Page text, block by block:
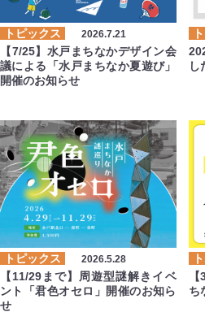
トピックス 2026.7.21
【7/25】水戸まちなかデザイン会
議による「水戸まちなか夏遊び」
開催のお知らせ
し
トピックス 2026.5.28
【11/29まで】周遊型謎解きイベ
ント「君色オセロ」開催のお知ら
せ
ち